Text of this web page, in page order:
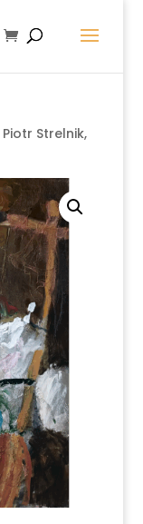
Strelnik,